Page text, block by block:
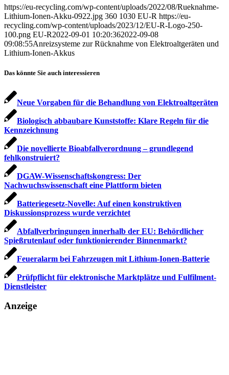
https://eu-recycling.com/wp-content/uploads/2022/08/Rueknahme-
Lithium-Ionen-Akku-0922.jpg 360 1030 EU-R https://eu-
recycling.com/wp-content/uploads/2023/12/EU-R-Logo-250-
100.png EU-R2022-09-01 10:20:362022-09-08
09:08:55Anreizsysteme zur Rücknahme von Elektroalt­geräten und
Lithium-Ionen-Akkus
Das könnte Sie auch interessieren
Neue Vorgaben für die Behandlung von Elektroaltgeräten
Biologisch abbaubare Kunststoffe: Klare Regeln für die
Kennzeichnung
Die novellierte Bioabfallverordnung – grundlegend
fehlkonstruiert?
DGAW-Wissenschaftskongress: Der
Nachwuchswissenschaft eine Plattform bieten
Batteriegesetz-Novelle: Auf einen konstruktiven
Diskussionsprozess wurde verzichtet
Abfallverbringungen innerhalb der EU: Behördlicher
Spieß­rutenlauf oder funktio­nierender Binnenmarkt?
Feueralarm bei Fahrzeugen mit Lithium-Ionen-Batterie
Prüfpflicht für elektronische Marktplätze und Fulfilment-
Dienstleister
Anzeige